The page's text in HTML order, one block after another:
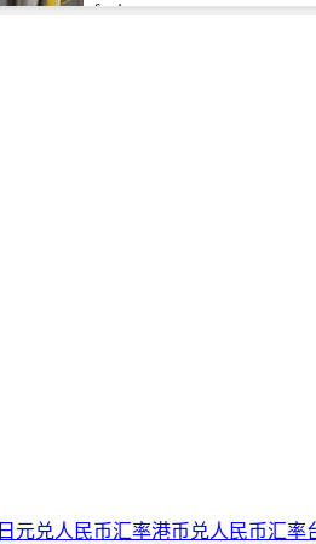
日元兑人民币汇率港币兑人民币汇率